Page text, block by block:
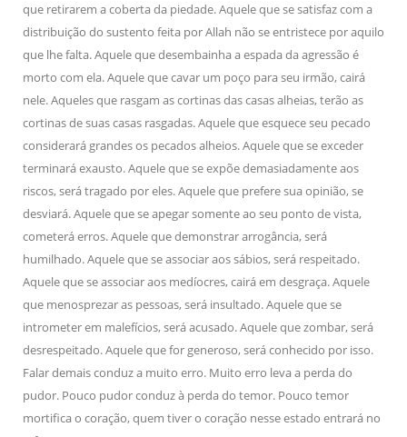
que retirarem a coberta da piedade. Aquele que se satisfaz com a
distribuição do sustento feita por Allah não se entristece por aquilo
que lhe falta. Aquele que desembainha a espada da agressão é
morto com ela. Aquele que cavar um poço para seu irmão, cairá
nele. Aqueles que rasgam as cortinas das casas alheias, terão as
cortinas de suas casas rasgadas. Aquele que esquece seu pecado
considerará grandes os pecados alheios. Aquele que se exceder
terminará exausto. Aquele que se expõe demasiadamente aos
riscos, será tragado por eles. Aquele que prefere sua opinião, se
desviará. Aquele que se apegar somente ao seu ponto de vista,
cometerá erros. Aquele que demonstrar arrogância, será
humilhado. Aquele que se associar aos sábios, será respeitado.
Aquele que se associar aos medíocres, cairá em desgraça. Aquele
que menosprezar as pessoas, será insultado. Aquele que se
intrometer em malefícios, será acusado. Aquele que zombar, será
desrespeitado. Aquele que for generoso, será conhecido por isso.
Falar demais conduz a muito erro. Muito erro leva a perda do
pudor. Pouco pudor conduz à perda do temor. Pouco temor
mortifica o coração, quem tiver o coração nesse estado entrará no